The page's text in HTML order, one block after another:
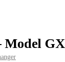
Model